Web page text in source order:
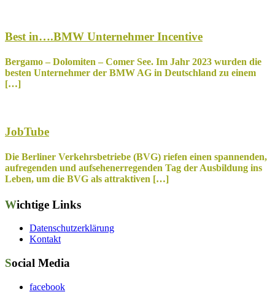
Best in….BMW Unternehmer Incentive
Bergamo – Dolomiten – Comer See. Im Jahr 2023 wurden die
besten Unternehmer der BMW AG in Deutschland zu einem
[…]
JobTube
Die Berliner Verkehrsbetriebe (BVG) riefen einen spannenden,
aufregenden und aufsehenerregenden Tag der Ausbildung ins
Leben, um die BVG als attraktiven […]
Wichtige Links
Datenschutzerklärung
Kontakt
Social Media
facebook